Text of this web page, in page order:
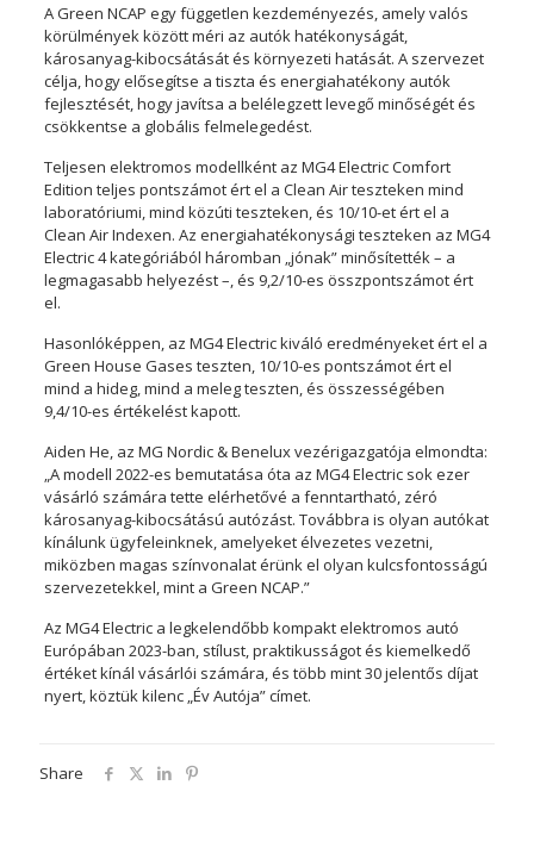
A Green NCAP egy független kezdeményezés, amely valós
körülmények között méri az autók hatékonyságát,
károsanyag-kibocsátását és környezeti hatását. A szervezet
célja, hogy elősegítse a tiszta és energiahatékony autók
fejlesztését, hogy javítsa a belélegzett levegő minőségét és
csökkentse a globális felmelegedést.
Teljesen elektromos modellként az MG4 Electric Comfort
Edition teljes pontszámot ért el a Clean Air teszteken mind
laboratóriumi, mind közúti teszteken, és 10/10-et ért el a
Clean Air Indexen. Az energiahatékonysági teszteken az MG4
Electric 4 kategóriából háromban „jónak” minősítették – a
legmagasabb helyezést –, és 9,2/10-es összpontszámot ért
el.
Hasonlóképpen, az MG4 Electric kiváló eredményeket ért el a
Green House Gases teszten, 10/10-es pontszámot ért el
mind a hideg, mind a meleg teszten, és összességében
9,4/10-es értékelést kapott.
Aiden He, az MG Nordic & Benelux vezérigazgatója elmondta:
„A modell 2022-es bemutatása óta az MG4 Electric sok ezer
vásárló számára tette elérhetővé a fenntartható, zéró
károsanyag-kibocsátású autózást. Továbbra is olyan autókat
kínálunk ügyfeleinknek, amelyeket élvezetes vezetni,
miközben magas színvonalat érünk el olyan kulcsfontosságú
szervezetekkel, mint a Green NCAP.”
Az MG4 Electric a legkelendőbb kompakt elektromos autó
Európában 2023-ban, stílust, praktikusságot és kiemelkedő
értéket kínál vásárlói számára, és több mint 30 jelentős díjat
nyert, köztük kilenc „Év Autója” címet.
Share